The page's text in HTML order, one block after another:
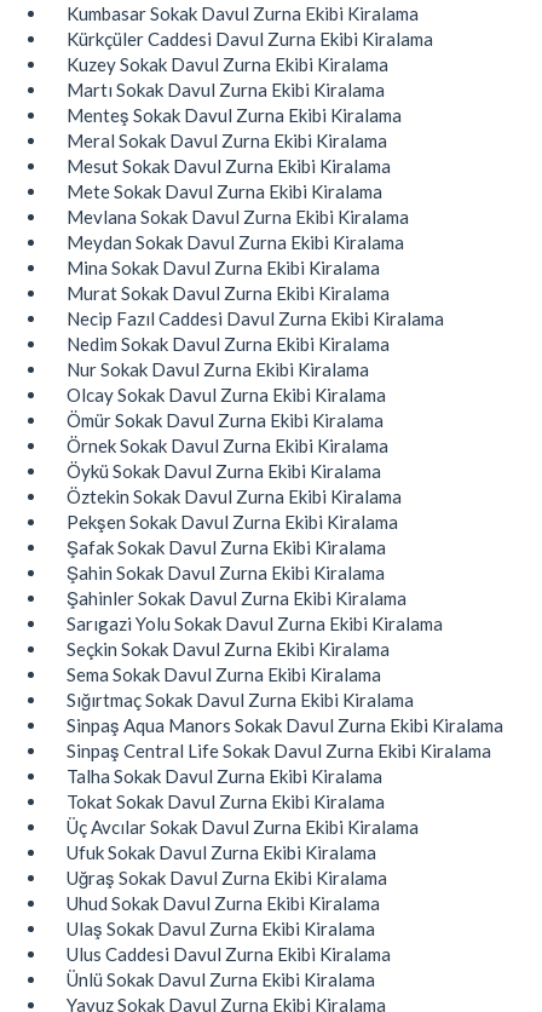
Kumbasar Sokak Davul Zurna Ekibi Kiralama
Kürkçüler Caddesi Davul Zurna Ekibi Kiralama
Kuzey Sokak Davul Zurna Ekibi Kiralama
Martı Sokak Davul Zurna Ekibi Kiralama
Menteş Sokak Davul Zurna Ekibi Kiralama
Meral Sokak Davul Zurna Ekibi Kiralama
Mesut Sokak Davul Zurna Ekibi Kiralama
Mete Sokak Davul Zurna Ekibi Kiralama
Mevlana Sokak Davul Zurna Ekibi Kiralama
Meydan Sokak Davul Zurna Ekibi Kiralama
Mina Sokak Davul Zurna Ekibi Kiralama
Murat Sokak Davul Zurna Ekibi Kiralama
Necip Fazıl Caddesi Davul Zurna Ekibi Kiralama
Nedim Sokak Davul Zurna Ekibi Kiralama
Nur Sokak Davul Zurna Ekibi Kiralama
Olcay Sokak Davul Zurna Ekibi Kiralama
Ömür Sokak Davul Zurna Ekibi Kiralama
Örnek Sokak Davul Zurna Ekibi Kiralama
Öykü Sokak Davul Zurna Ekibi Kiralama
Öztekin Sokak Davul Zurna Ekibi Kiralama
Pekşen Sokak Davul Zurna Ekibi Kiralama
Şafak Sokak Davul Zurna Ekibi Kiralama
Şahin Sokak Davul Zurna Ekibi Kiralama
Şahinler Sokak Davul Zurna Ekibi Kiralama
Sarıgazi Yolu Sokak Davul Zurna Ekibi Kiralama
Seçkin Sokak Davul Zurna Ekibi Kiralama
Sema Sokak Davul Zurna Ekibi Kiralama
Sığırtmaç Sokak Davul Zurna Ekibi Kiralama
Sinpaş Aqua Manors Sokak Davul Zurna Ekibi Kiralama
Sinpaş Central Life Sokak Davul Zurna Ekibi Kiralama
Talha Sokak Davul Zurna Ekibi Kiralama
Tokat Sokak Davul Zurna Ekibi Kiralama
Üç Avcılar Sokak Davul Zurna Ekibi Kiralama
Ufuk Sokak Davul Zurna Ekibi Kiralama
Uğraş Sokak Davul Zurna Ekibi Kiralama
Uhud Sokak Davul Zurna Ekibi Kiralama
Ulaş Sokak Davul Zurna Ekibi Kiralama
Ulus Caddesi Davul Zurna Ekibi Kiralama
Ünlü Sokak Davul Zurna Ekibi Kiralama
Yavuz Sokak Davul Zurna Ekibi Kiralama